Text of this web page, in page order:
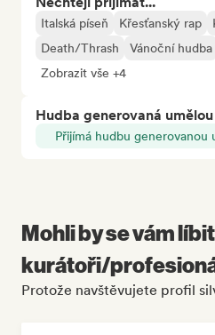
Italská píseň Křesťanský rap
Death/Thrash
Vánoční hudba
Zobrazit vše +4
Hudba generovaná
Přijímá hudbu generovanou
Mohli by se vám
kurátoři/
Protože navštěvujete profil